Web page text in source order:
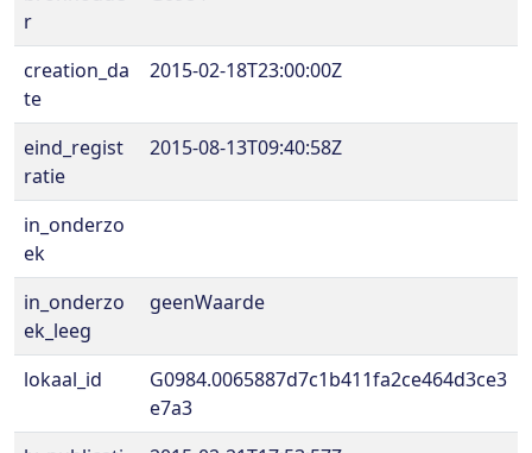
r
creation_da
te
2015-02-18T23:00:00Z
eind_regist
ratie
2015-08-13T09:40:58Z
in_onderzo
ek
in_onderzo
ek_leeg
geenWaarde
lokaal_id
G0984.0065887d7c1b411fa2ce464d3ce3
e7a3